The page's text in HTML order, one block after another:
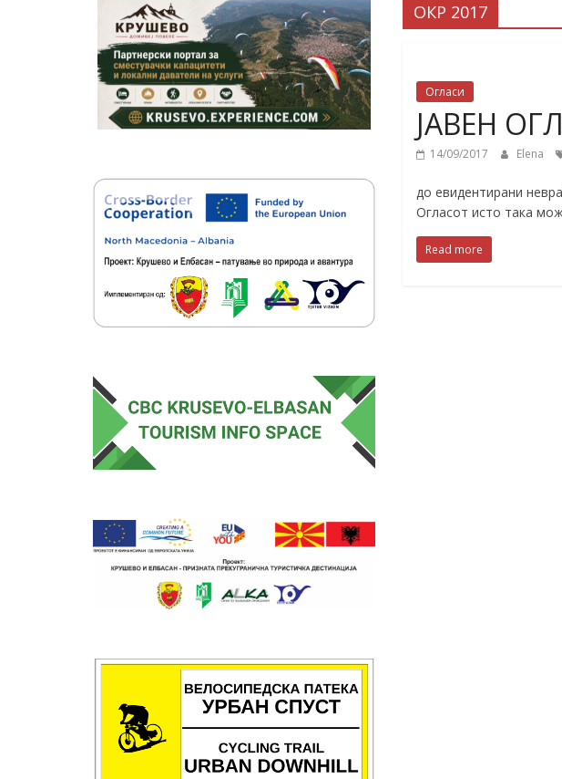
ОКР 2017
Огласи
ЈАВЕН
14/09/2017 Elena
до евидентирани
Огласот исто така
Read more